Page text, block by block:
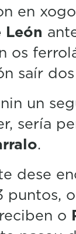
en
León
os
saír
un
sería
.
dese
puntos,
o